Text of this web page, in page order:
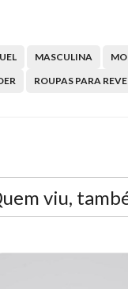
MASCULINA
ROUPAS PARA
viu,